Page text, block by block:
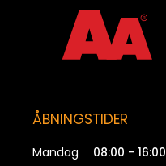
ÅBNINGSTIDER
Mandag
08:00 - 16:00